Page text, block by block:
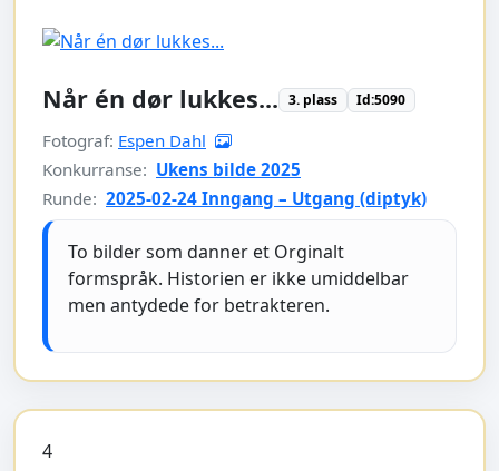
Når én dør lukkes... 3. plass Id:5090
Fotograf: Espen Dahl
Konkurranse: Ukens bilde 2025
Runde: 2025-02-24 Inngang – Utgang (diptyk)
To bilder som danner et Orginalt
formspråk. Historien er ikke umiddelbar
men antydede for betrakteren.
4